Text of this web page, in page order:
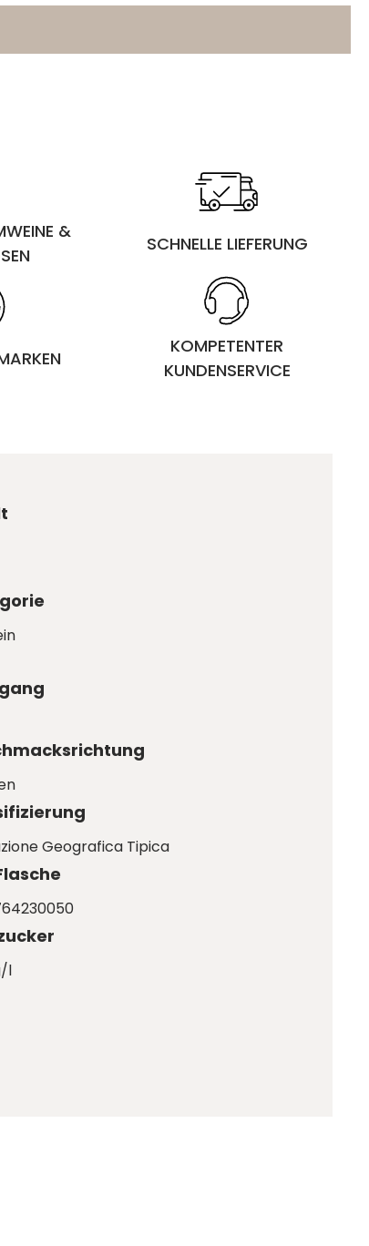
&
SCHNELLE LIEFERUNG
KOMPETENTER
KUNDENSERVICE
Geografica Tipica
l